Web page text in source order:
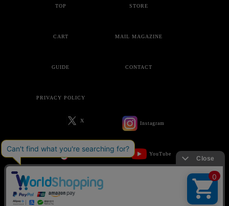
TOP STORE
CART MAIL MAGAZINE
GUIDE CONTACT
PRIVACY POLICY
X Instagram
Tik-Tok YouTube
Copyright © ankoROCK all rights reserved.